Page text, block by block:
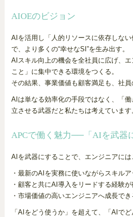
AIOEのビジョン
AIを活用し「人的リソースに依存しな
で、より多くの“幸せなSI”を生み出す。
AIスキル向上の機会を全社員に広げ、
こと」に集中できる環境をつくる。
その結果、事業価値も顧客満足も、社員
AIは単なる効率化の手段ではなく、「
立させる武器だと私たちは考えています
APCで働く魅力──「AIを武器
AIを武器にすることで、エンジニアには
・最新のAIを実務に使いながらスキル
・顧客と共にAI導入をリードする経験
・市場価値の高いエンジニアへ成長でき
「AIをどう使うか」を超えて、「AIで